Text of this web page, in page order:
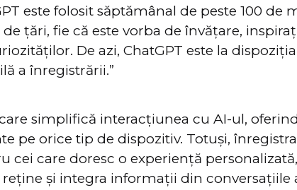
este folosit săptămânal de peste 100 de
țări, fie că este vorba de învățare,
De azi, ChatGPT este la
a înregistrării.”
simplifică interacțiunea cu AI-ul,
pe orice tip de dispozitiv. Totuși,
cei care doresc o experiență
reține și integra informații din conversațiile